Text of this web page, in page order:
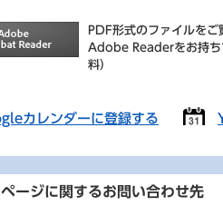
PDF形式のファイルを
Adobe Readerをお持ち
料）
カレンダーに登録する
ージに関するお問い合わせ先